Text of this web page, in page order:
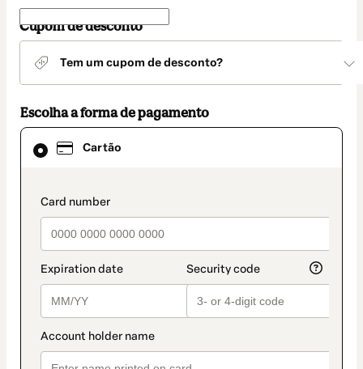
Cupom de desconto
Tem um cupom de desconto?
Escolha a forma de pagamento
Cartão
payment_data.section_title_v2
Cartão
selecionado